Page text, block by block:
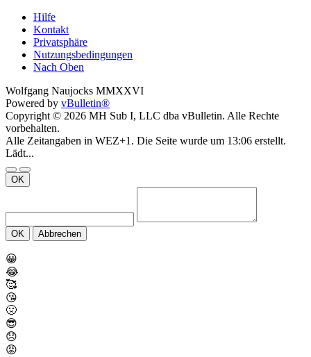
Hilfe
Kontakt
Privatsphäre
Nutzungsbedingungen
Nach Oben
Wolfgang Naujocks MMXXVI
Powered by vBulletin®
Copyright © 2026 MH Sub I, LLC dba vBulletin. Alle Rechte
vorbehalten.
Alle Zeitangaben in WEZ+1. Die Seite wurde um 13:06 erstellt.
Lädt...
OK
OK Abbrechen
😀
😂
🥰
😘
🤢
😎
😞
😡